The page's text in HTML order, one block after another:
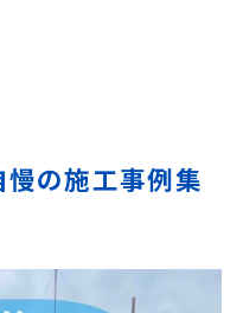
の施工事例集